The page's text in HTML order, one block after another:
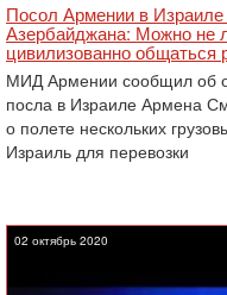
Посол Армении в
Азербайджана: Можно не
цивилизованно общаться
МИД Армении сообщил об
посла в Израиле Армена
о полете нескольких
Израиль для перевозки
02 октябрь 2020